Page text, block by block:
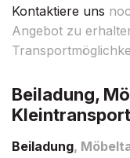
Kontaktiere uns
Angebot zu
Beiladung,
Beiladung,